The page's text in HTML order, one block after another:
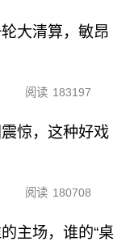
大清算，敏昂
阅读 183197
惊，这种好戏
阅读 180708
主场，谁的“桌